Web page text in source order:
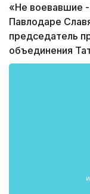
«Не воевавшие
Павлодаре
председатель
объединения